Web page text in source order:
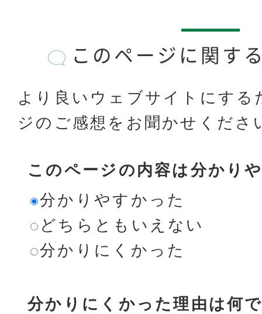
このページに関す
より良いウェブサイトにする
ジのご感想をお聞かせくださ
このページの内容は分かり
分かりやすかった
どちらともいえない
分かりにくかった
分かりにくかった理由は何